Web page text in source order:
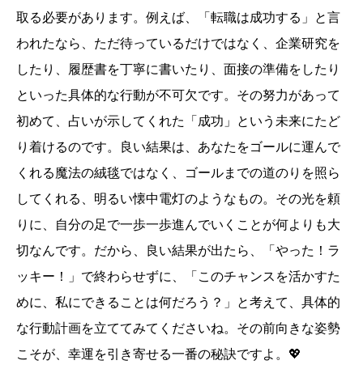
取る必要があります。例えば、「転職は成功する」と言
われたなら、ただ待っているだけではなく、企業研究を
したり、履歴書を丁寧に書いたり、面接の準備をしたり
といった具体的な行動が不可欠です。その努力があって
初めて、占いが示してくれた「成功」という未来にたど
り着けるのです。良い結果は、あなたをゴールに運んで
くれる魔法の絨毯ではなく、ゴールまでの道のりを照ら
してくれる、明るい懐中電灯のようなもの。その光を頼
りに、自分の足で一歩一歩進んでいくことが何よりも大
切なんです。だから、良い結果が出たら、「やった！ラ
ッキー！」で終わらせずに、「このチャンスを活かすた
めに、私にできることは何だろう？」と考えて、具体的
な行動計画を立ててみてくださいね。その前向きな姿勢
こそが、幸運を引き寄せる一番の秘訣ですよ。💖